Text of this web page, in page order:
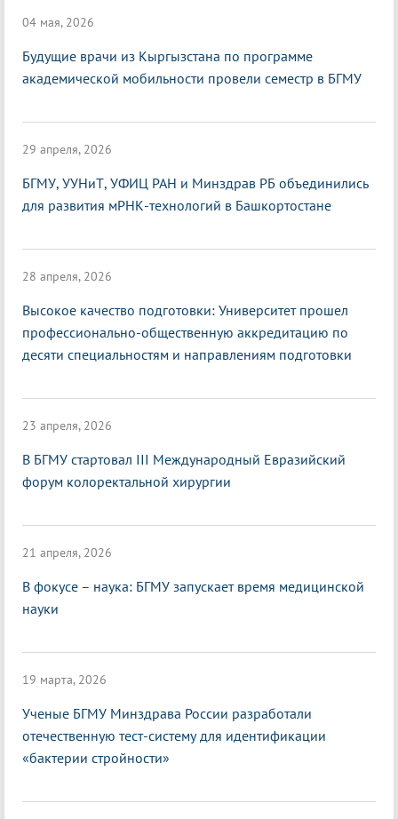
04 мая, 2026
Будущие врачи из Кыргызстана по программе
академической мобильности провели семестр в БГМУ
29 апреля, 2026
БГМУ, УУНиТ, УФИЦ РАН и Минздрав РБ объединились
для развития мРНК-технологий в Башкортостане
28 апреля, 2026
Высокое качество подготовки: Университет прошел
профессионально-общественную аккредитацию по
десяти специальностям и направлениям подготовки
23 апреля, 2026
В БГМУ стартовал III Международный Евразийский
форум колоректальной хирургии
21 апреля, 2026
В фокусе – наука: БГМУ запускает время медицинской
науки
19 марта, 2026
Ученые БГМУ Минздрава России разработали
отечественную тест-систему для идентификации
«бактерии стройности»